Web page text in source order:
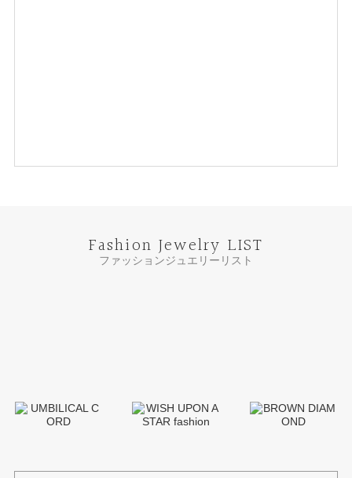
Fashion Jewelry LIST
ファッションジュエリーリスト